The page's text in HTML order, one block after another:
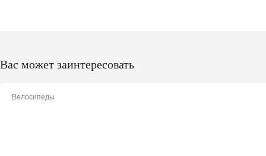
Вас может заинтересовать
Велосипеды